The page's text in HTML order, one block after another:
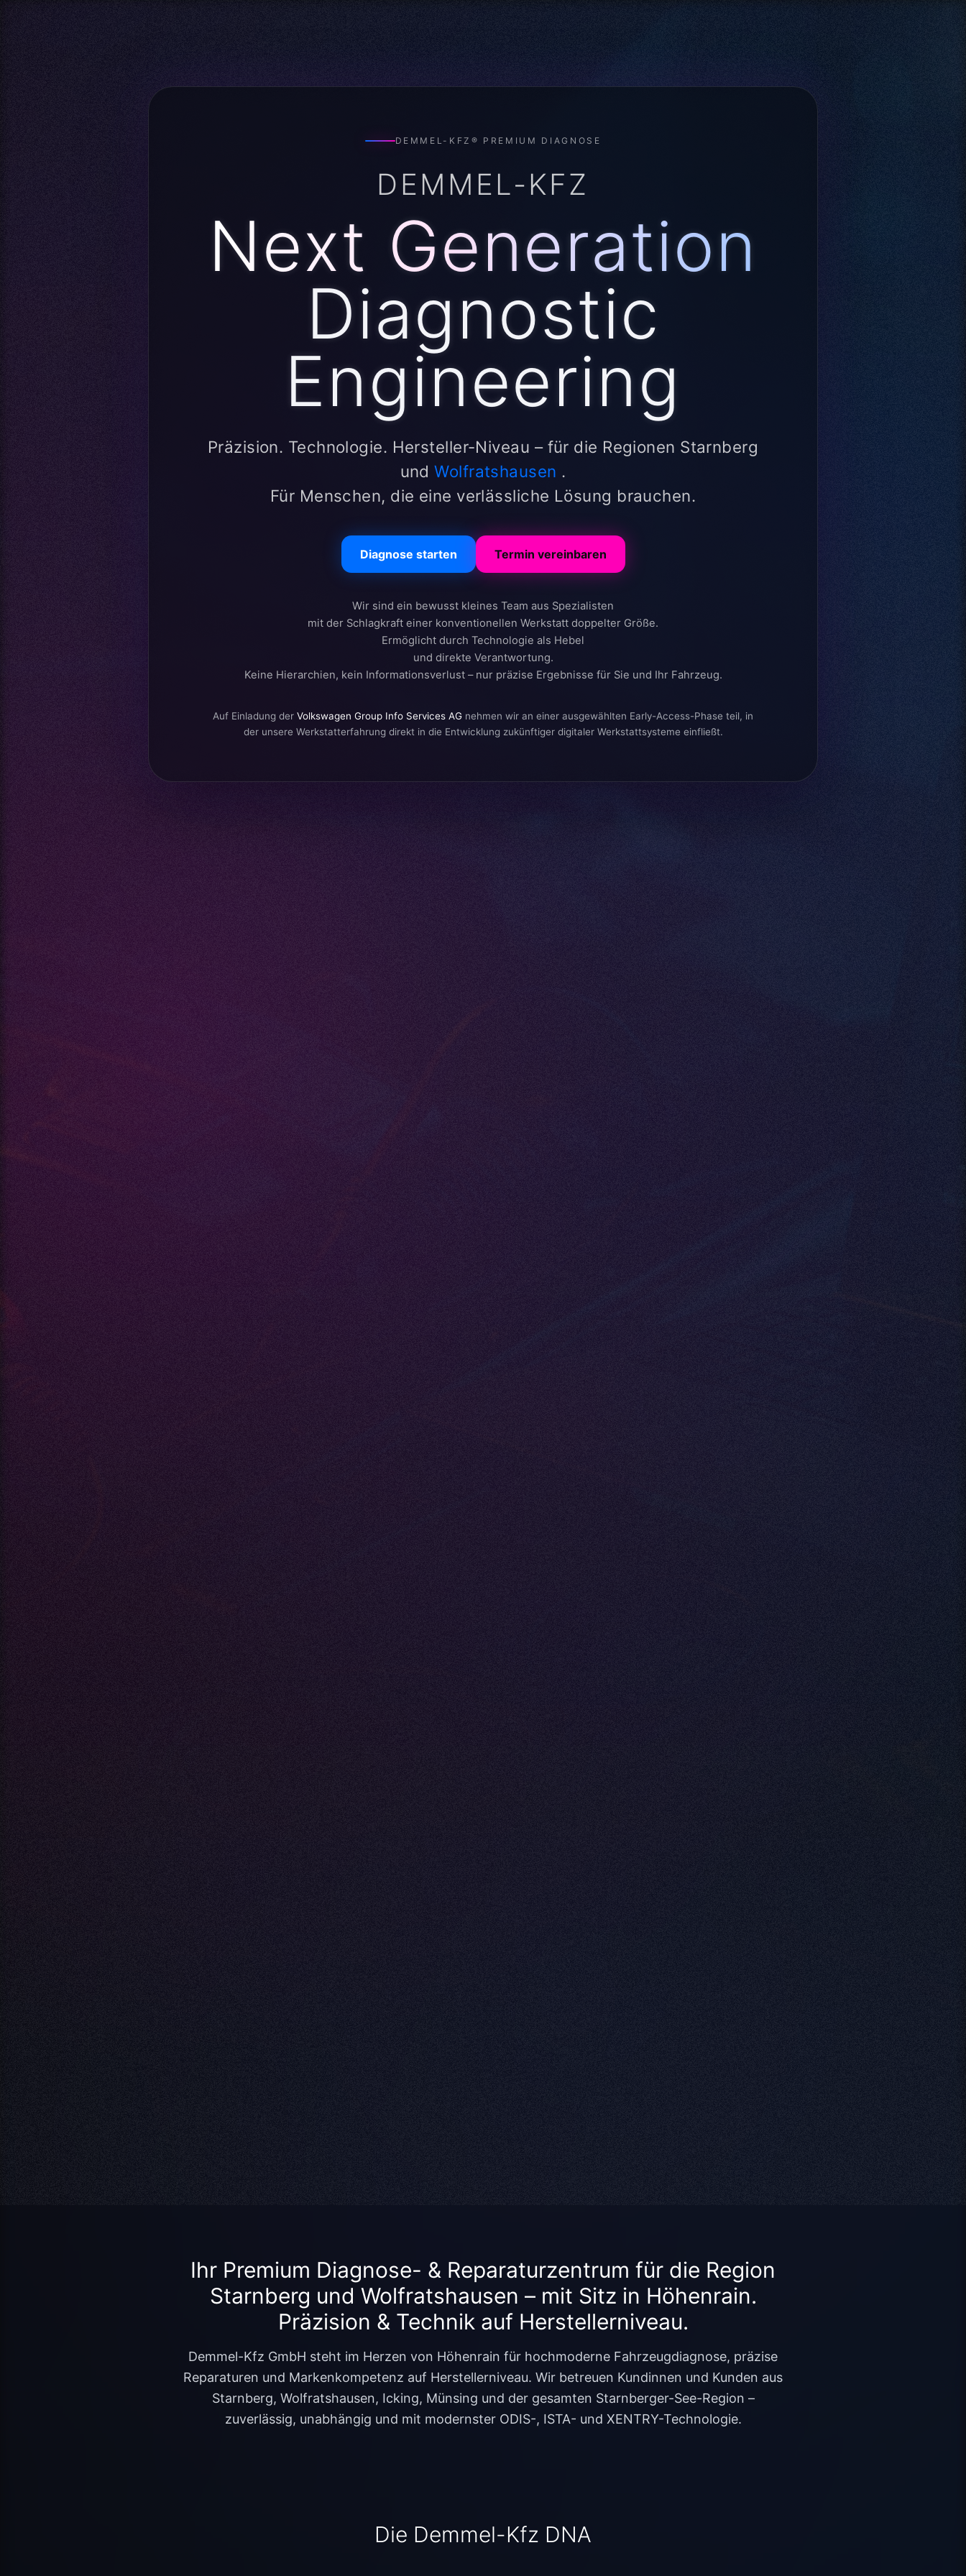
DEMMEL-KFZ® PREMIUM DIAGNOSE
DEMMEL-KFZ
Next Generation
Diagnostic
Engineering
Präzision. Technologie. Hersteller-Niveau – für die Regionen Starnberg
undWolfratshausen .
Für Menschen, die eine verlässliche Lösung brauchen.
Diagnose starten Termin vereinbaren
Wir sind ein bewusst kleines Team aus Spezialisten
mit der Schlagkraft einer konventionellen Werkstatt doppelter Größe.
Ermöglicht durch Technologie als Hebel
und direkte Verantwortung.
Keine Hierarchien, kein Informationsverlust – nur präzise Ergebnisse für Sie und Ihr Fahrzeug.
Auf Einladung der Volkswagen Group Info Services AG nehmen wir an einer ausgewählten Early-Access-Phase teil, in
der unsere Werkstatterfahrung direkt in die Entwicklung zukünftiger digitaler Werkstattsysteme einfließt.
Ihr Premium Diagnose- & Reparaturzentrum für die Region
Starnberg und Wolfratshausen – mit Sitz in Höhenrain.
Präzision & Technik auf Herstellerniveau.
Demmel-Kfz GmbH steht im Herzen von Höhenrain für hochmoderne Fahrzeugdiagnose, präzise
Reparaturen und Markenkompetenz auf Herstellerniveau. Wir betreuen Kundinnen und Kunden aus
Starnberg, Wolfratshausen, Icking, Münsing und der gesamten Starnberger-See-Region –
zuverlässig, unabhängig und mit modernster ODIS-, ISTA- und XENTRY-Technologie.
Die Demmel-Kfz DNA